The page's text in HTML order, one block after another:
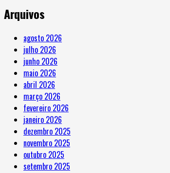
de
emergência
em
SC.
Arquivos
agosto 2026
julho 2026
junho 2026
maio 2026
abril 2026
março 2026
fevereiro 2026
janeiro 2026
dezembro 2025
novembro 2025
outubro 2025
setembro 2025